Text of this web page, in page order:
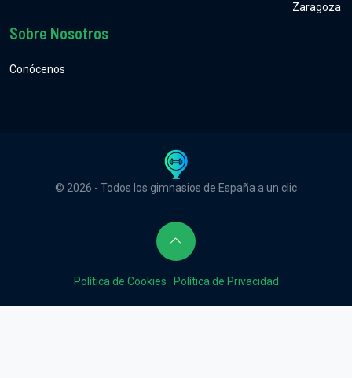
Zaragoza
Sobre Nosotros
Conócenos
© 2026 - Todos los gimnasios de España a un clic
Política de Cookies Política de Privacidad